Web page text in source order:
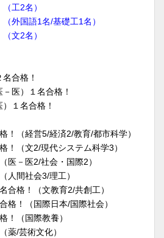
工2名）
外国語1名/基礎工1名）
文2名）
合格！
医）１名合格！
１名合格！
（経営5/経済2/教育/都市科学）
（文2/現代システム科学3）
－医2/社会・国際2）
間社会3/理工）
格！（文教育2/共創工）
！（国際日本/国際社会）
！（国際教養）
薬/芸術文化）